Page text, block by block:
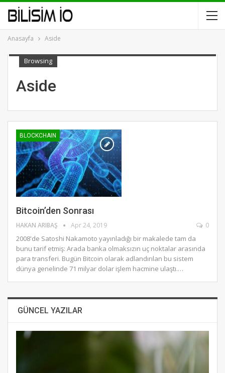
Anasayfa Aside
Browsing
Aside
BLOCKCHAIN
Bitcoin’den Sonrası
HAKAN ARIBAŞ Apr 24, 2019 0
2008'de Satoshi Nakamoto yayınladığı bir makalede tam da
bunu tarif etmiş: Arada banka olmaksızın uç noktalar arasında
para transferi. Bugün Bitcoin olarak adlandırılan bu sistem
dünya genelinde 71 milyar dolar işlem hacmine ulaştı.…
GÜNCEL YAZILAR